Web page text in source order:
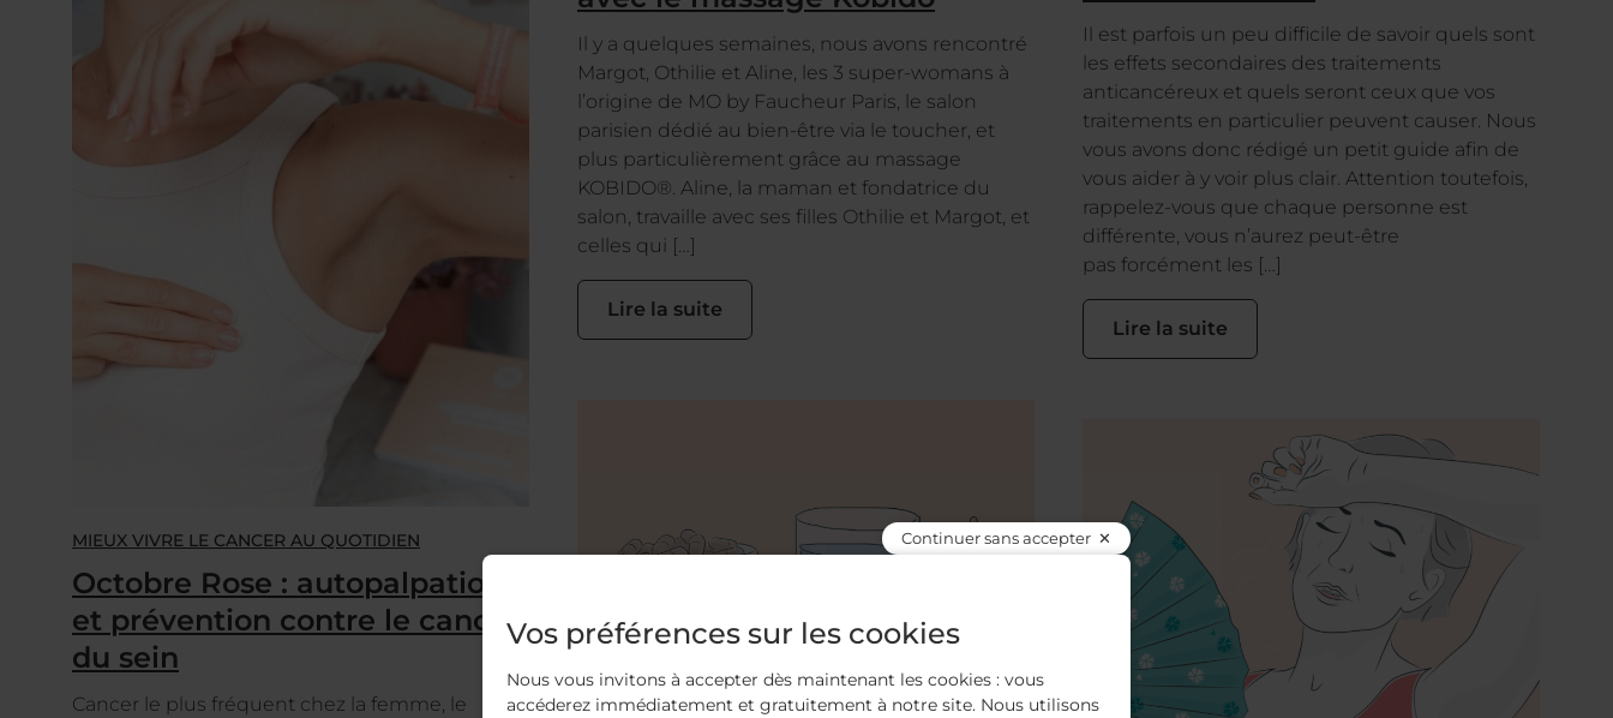
Il y a quelques semaines, nous avons rencontré
Margot, Othilie et Aline, les 3 super-womans à
l’origine de MO by Faucheur Paris, le salon
parisien dédié au bien-être via le toucher, et
plus particulièrement grâce au massage
KOBIDO®. Aline, la maman et fondatrice du
salon, travaille avec ses filles Othilie et Margot, et
celles qui […]
Lire la suite
Il est parfois un peu difficile de savoir quels sont
les effets secondaires des traitements
anticancéreux et quels seront ceux que vos
traitements en particulier peuvent causer. Nous
vous avons donc rédigé un petit guide afin de
vous aider à y voir plus clair. Attention toutefois,
rappelez-vous que chaque personne est
différente, vous n’aurez peut-être
pas forcément les […]
Lire la suite
MIEUX VIVRE LE CANCER AU QUOTIDIEN
Octobre Rose : autopalpation
et prévention contre le cancer
du sein
Cancer le plus fréquent chez la femme, le
Continuer sans accepter
Vos préférences sur les cookies
Nous vous invitons à accepter dès maintenant les cookies : vous
accéderez immédiatement et gratuitement à notre site. Nous utilisons